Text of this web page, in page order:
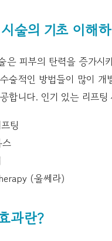
술의 기초 이해
은 피부의 탄력을 증가시
술적인 방법들이 많이
합니다. 인기 있는 리프
팅
(울쎄라)
과란?